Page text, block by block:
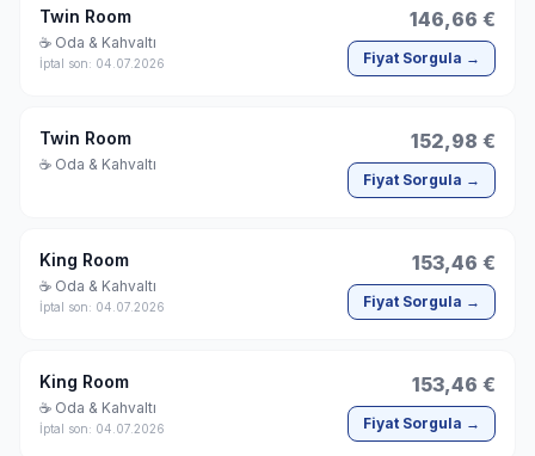
Twin Room
☕ Oda & Kahvaltı
İptal son: 04.07.2026
146,66 €
Fiyat Sorgula →
Twin Room
☕ Oda & Kahvaltı
152,98 €
Fiyat Sorgula →
King Room
☕ Oda & Kahvaltı
İptal son: 04.07.2026
153,46 €
Fiyat Sorgula →
King Room
☕ Oda & Kahvaltı
İptal son: 04.07.2026
153,46 €
Fiyat Sorgula →